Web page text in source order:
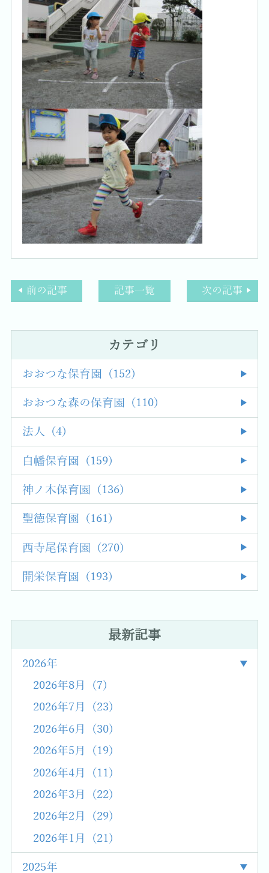
前の記事 記事一覧 次の記事
カテゴリ
おおつな保育園 (152)
おおつな森の保育園 (110)
法人 (4)
白幡保育園 (159)
神ノ木保育園 (136)
聖徳保育園 (161)
西寺尾保育園 (270)
開栄保育園 (193)
最新記事
2026年
2026年8月 (7)
2026年7月 (23)
2026年6月 (30)
2026年5月 (19)
2026年4月 (11)
2026年3月 (22)
2026年2月 (29)
2026年1月 (21)
2025年